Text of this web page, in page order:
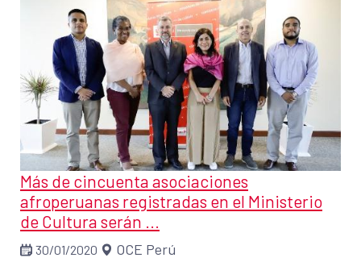
Más de cincuenta asociaciones
afroperuanas registradas en el Ministerio
de Cultura serán ...
30/01/2020 OCE Perú